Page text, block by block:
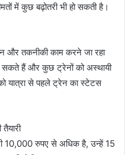
में कुछ बढ़ोतरी भी हो सकती है।
और तकनीकी काम करने जा रहा
हैं और कुछ ट्रेनों को अस्थायी
यात्रा से पहले ट्रेन का स्टेटस
10,000 रुपए से अधिक है, उन्हें 15